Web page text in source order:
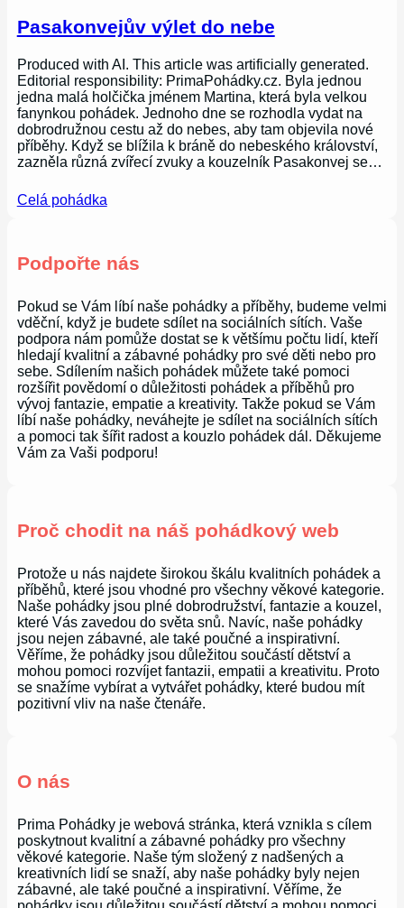
Pasakonvejův výlet do nebe
Produced with AI. This article was artificially generated.
Editorial responsibility: PrimaPohádky.cz. Byla jednou
jedna malá holčička jménem Martina, která byla velkou
fanynkou pohádek. Jednoho dne se rozhodla vydat na
dobrodružnou cestu až do nebes, aby tam objevila nové
příběhy. Když se blížila k bráně do nebeského království,
zazněla různá zvířecí zvuky a kouzelník Pasakonvej se…
Celá pohádka
Podpořte nás
Pokud se Vám líbí naše pohádky a příběhy, budeme velmi
vděční, když je budete sdílet na sociálních sítích. Vaše
podpora nám pomůže dostat se k většímu počtu lidí, kteří
hledají kvalitní a zábavné pohádky pro své děti nebo pro
sebe. Sdílením našich pohádek můžete také pomoci
rozšířit povědomí o důležitosti pohádek a příběhů pro
vývoj fantazie, empatie a kreativity. Takže pokud se Vám
líbí naše pohádky, neváhejte je sdílet na sociálních sítích
a pomoci tak šířit radost a kouzlo pohádek dál. Děkujeme
Vám za Vaši podporu!
Proč chodit na náš pohádkový web
Protože u nás najdete širokou škálu kvalitních pohádek a
příběhů, které jsou vhodné pro všechny věkové kategorie.
Naše pohádky jsou plné dobrodružství, fantazie a kouzel,
které Vás zavedou do světa snů. Navíc, naše pohádky
jsou nejen zábavné, ale také poučné a inspirativní.
Věříme, že pohádky jsou důležitou součástí dětství a
mohou pomoci rozvíjet fantazii, empatii a kreativitu. Proto
se snažíme vybírat a vytvářet pohádky, které budou mít
pozitivní vliv na naše čtenáře.
O nás
Prima Pohádky je webová stránka, která vznikla s cílem
poskytnout kvalitní a zábavné pohádky pro všechny
věkové kategorie. Naše tým složený z nadšených a
kreativních lidí se snaží, aby naše pohádky byly nejen
zábavné, ale také poučné a inspirativní. Věříme, že